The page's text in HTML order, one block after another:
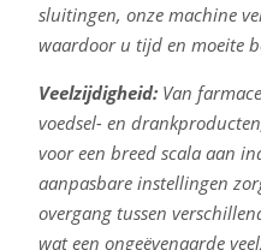
sluitingen, onze machine
waardoor u tijd en moeite
Veelzijdigheid:Van
voedsel- en
voor een breed scala aan
aanpasbare instellingen
overgang tussen
wat een ongeëvenaarde